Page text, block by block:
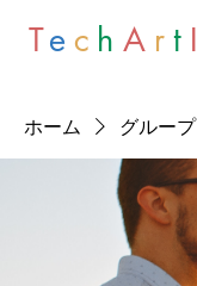
Te c hA r t I
ホーム グループ